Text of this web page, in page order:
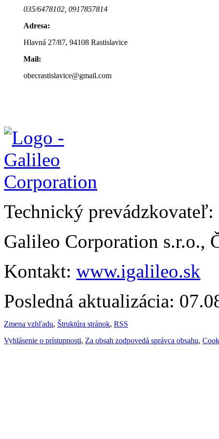
035/6478102, 0917857814
Adresa:
Hlavná 27/87, 94108 Rastislavice
Mail:
obecrastislavice@gmail.com
Technický prevádzkovateľ:
Galileo Corporation s.r.o.,
Kontakt: www.igalileo.sk
Posledná aktualizácia:
Zmena vzhľadu, Štruktúra stránok, RSS
Vyhlásenie o prístupnosti, Za obsah zodpovedá správca obsahu,